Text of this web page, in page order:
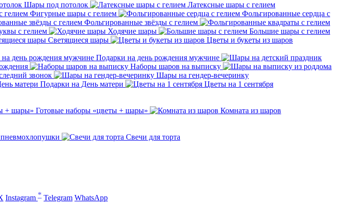
Шары под потолок
Латексные шары с гелием
Фигурные шары с гелием
Фольгированные сердца с
Фольгированные звёзды с гелием
с гелием Ходячие шары
Большие шары с гелием
Светящиеся шары
Цветы и букеты из шаров
Подарки на день рождения мужчине
Наборы шаров на выписку
звонок
Шары на гендер-вечеринку
Подарки на День матери
Цветы на 1 сентября
Готовые наборы «цветы + шары»
Комната из шаров
Свечи для торта
Instagram * Telegram WhatsApp